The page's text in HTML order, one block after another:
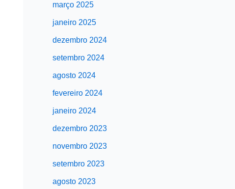
março 2025
janeiro 2025
dezembro 2024
setembro 2024
agosto 2024
fevereiro 2024
janeiro 2024
dezembro 2023
novembro 2023
setembro 2023
agosto 2023